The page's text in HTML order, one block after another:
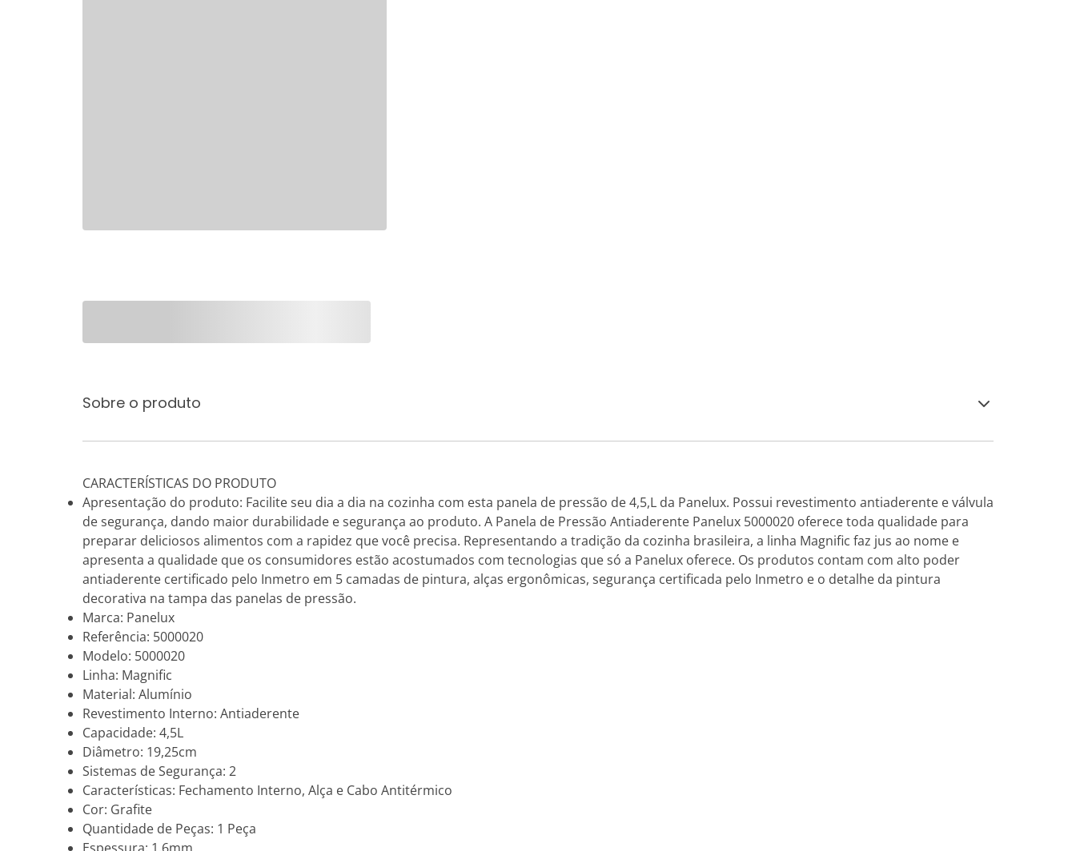
Sobre o produto
CARACTERÍSTICAS DO PRODUTO
Apresentação do produto: Facilite seu dia a dia na cozinha com esta panela de pressão de 4,5,L da Panelux. Possui revestimento antiaderente e válvula
de segurança, dando maior durabilidade e segurança ao produto. A Panela de Pressão Antiaderente Panelux 5000020 oferece toda qualidade para
preparar deliciosos alimentos com a rapidez que você precisa. Representando a tradição da cozinha brasileira, a linha Magnific faz jus ao nome e
apresenta a qualidade que os consumidores estão acostumados com tecnologias que só a Panelux oferece. Os produtos contam com alto poder
antiaderente certificado pelo Inmetro em 5 camadas de pintura, alças ergonômicas, segurança certificada pelo Inmetro e o detalhe da pintura
decorativa na tampa das panelas de pressão.
Marca: Panelux
Referência: 5000020
Modelo: 5000020
Linha: Magnific
Material: Alumínio
Revestimento Interno: Antiaderente
Capacidade: 4,5L
Diâmetro: 19,25cm
Sistemas de Segurança: 2
Características: Fechamento Interno, Alça e Cabo Antitérmico
Cor: Grafite
Quantidade de Peças: 1 Peça